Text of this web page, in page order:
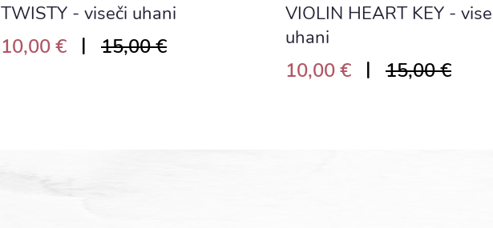
TWISTY - viseči uhani
10,00 € | 15,00 €
VIOLIN HEART KEY -
uhani
10,00 € | 15,00 €